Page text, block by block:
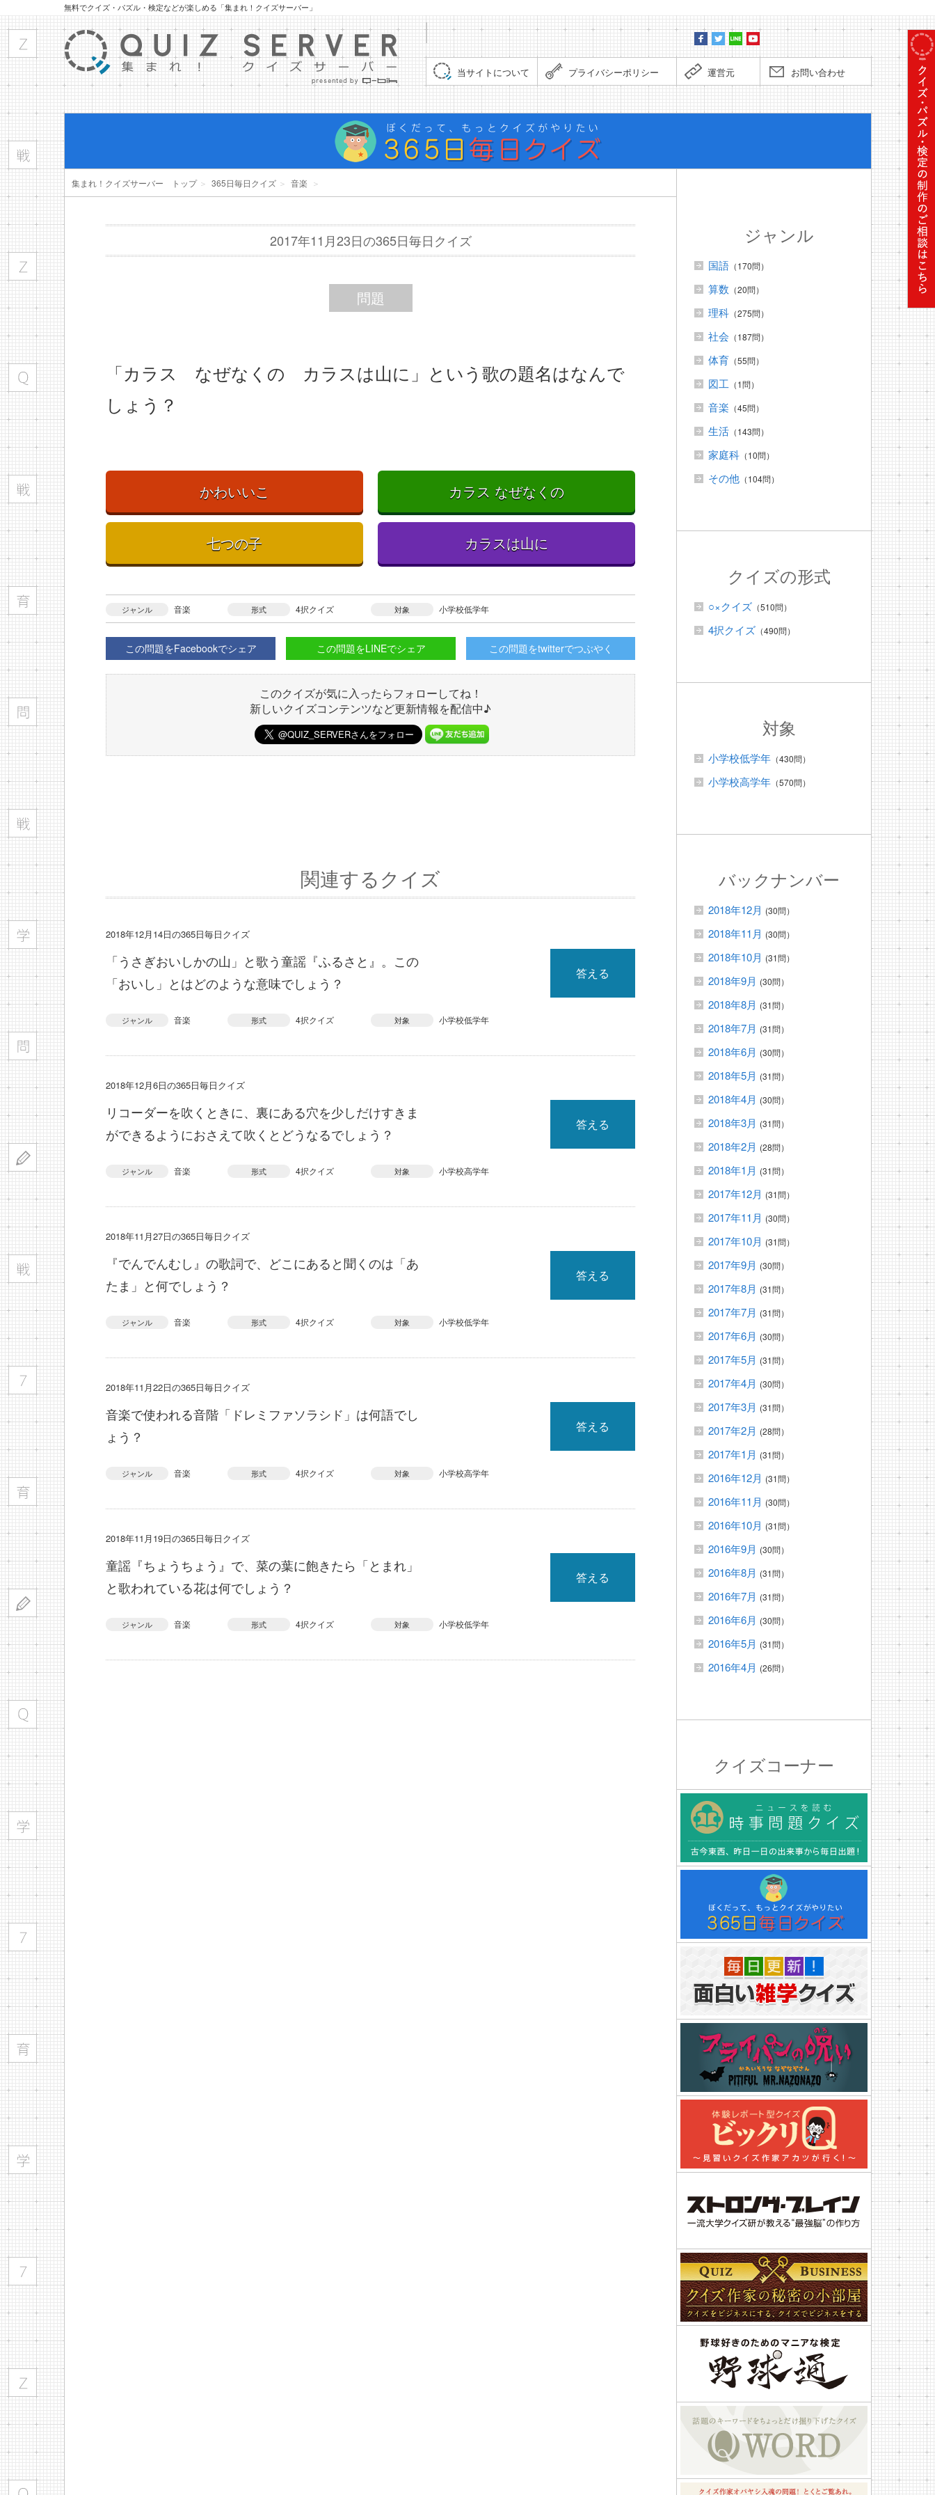
無料でクイズ・パズル・検定などが楽しめる「集まれ！クイズサーバー」
当サイトについて プライバシーポリシー 運営元 お問い合わせ
ぼくだ
集まれ！クイズサーバー トップ＞ 365日毎日クイズ ＞ 音楽 ＞
2017年11月23日の365日毎日クイズ
問題
「カラス なぜなくの カラスは山に」という歌の題名はなんで
しょう？
かわいいこ カラス なぜなくの
七つの子 カラスは山に
ジャンル 音楽 形式 4択クイズ 対象 小学校低学年
この問題をFacebookでシェア この問題をLINEでシェア この問題をtwitterでつぶやく
このクイズが気に入ったらフォローしてね！
新しいクイズコンテンツなど更新情報を配信中♪
関連するクイズ
2018年12月14日の365日毎日クイズ
「うさぎおいしかの山」と歌う童謡『ふるさと』。この
「おいし」とはどのような意味でしょう？
答える
ジャンル 音楽 形式 4択クイズ 対象 小学校低学年
2018年12月6日の365日毎日クイズ
リコーダーを吹くときに、裏にある穴を少しだけすきま
ができるようにおさえて吹くとどうなるでしょう？
答える
ジャンル 音楽 形式 4択クイズ 対象 小学校高学年
2018年11月27日の365日毎日クイズ
『でんでんむし』の歌詞で、どこにあると聞くのは「あ
たま」と何でしょう？
答える
ジャンル 音楽 形式 4択クイズ 対象 小学校低学年
2018年11月22日の365日毎日クイズ
音楽で使われる音階「ドレミファソラシド」は何語でし
ょう？
答える
ジャンル 音楽 形式 4択クイズ 対象 小学校高学年
2018年11月19日の365日毎日クイズ
童謡『ちょうちょう』で、菜の葉に飽きたら「とまれ」
と歌われている花は何でしょう？
答える
ジャンル 音楽 形式 4択クイズ 対象 小学校低学年
ジャンル
国語 （170問）
算数 （20問）
理科 （275問）
社会 （187問）
体育 （55問）
図工 （1問）
音楽 （45問）
生活 （143問）
家庭科 （10問）
その他 （104問）
クイズの形式
○×クイズ （510問）
4択クイズ （490問）
対象
小学校低学年 （430問）
小学校高学年 （570問）
バックナンバー
2018年12月 (30問）
2018年11月 (30問）
2018年10月 (31問）
2018年9月 (30問）
2018年8月 (31問）
2018年7月 (31問）
2018年6月 (30問）
2018年5月 (31問）
2018年4月 (30問）
2018年3月 (31問）
2018年2月 (28問）
2018年1月 (31問）
2017年12月 (31問）
2017年11月 (30問）
2017年10月 (31問）
2017年9月 (30問）
2017年8月 (31問）
2017年7月 (31問）
2017年6月 (30問）
2017年5月 (31問）
2017年4月 (30問）
2017年3月 (31問）
2017年2月 (28問）
2017年1月 (31問）
2016年12月 (31問）
2016年11月 (30問）
2016年10月 (31問）
2016年9月 (30問）
2016年8月 (31問）
2016年7月 (31問）
2016年6月 (30問）
2016年5月 (31問）
2016年4月 (26問）
クイズコーナー